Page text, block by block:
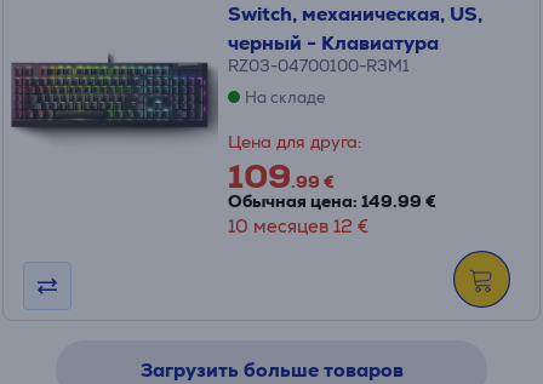
Switch, механическая, US,
черный - Клавиатура
RZ03-04700100-R3M1
На складе
Цена для друга:
109.99 €
Обычная цена: 149.99 €
10 месяцев 12 €
Загрузить больше товаров